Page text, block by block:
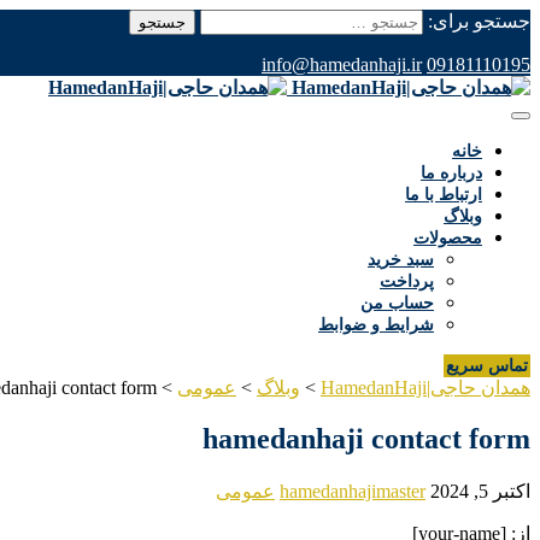
جستجو برای:
09181110195
info@hamedanhaji.ir
خانه
درباره ما
ارتباط با ما
وبلاگ
محصولات
سبد خرید
پرداخت
حساب من
شرایط و ضوابط
تماس سریع
همدان حاجی|HamedanHaji > وبلاگ > عمومی >
contact form
hamedanhaji contact form
اکتبر 5, 2024 hamedanhajimaster عمومی
از: [your-name]